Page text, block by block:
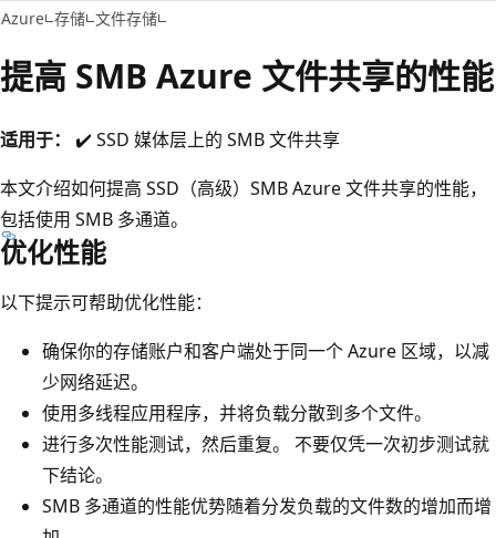
Azure 存储 文件存储
提高 SMB Azure 文件共享的性能
适用于：
✔️ SSD 媒体层上的 SMB 文件共享
本文介绍如何提高 SSD（高级）SMB Azure 文件共享的性能，
包括使用 SMB 多通道。
优化性能
以下提示可帮助优化性能：
确保你的存储账户和客户端处于同一个 Azure 区域，以减
少网络延迟。
使用多线程应用程序，并将负载分散到多个文件。
进行多次性能测试，然后重复。 不要仅凭一次初步测试就
下结论。
SMB 多通道的性能优势随着分发负载的文件数的增加而增